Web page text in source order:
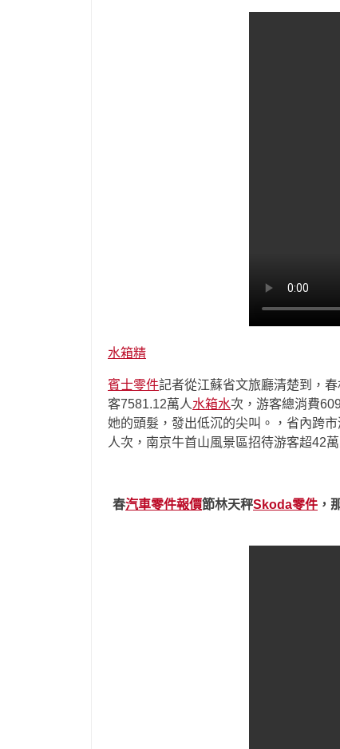
水箱精
賓士零件記者從江蘇省文旅廳清楚到，
客7581.12萬人水箱水次，游客總消費
她的頭髮，發出低沉的尖叫。，省內跨
人次，南京牛首山風景區招待游客超42萬
春汽車零件報價節林天秤Skoda零件 ，